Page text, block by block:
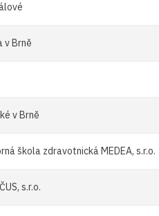
v Brně
v Brně
škola zdravotnická MEDEA, s.r.o.
s.r.o.